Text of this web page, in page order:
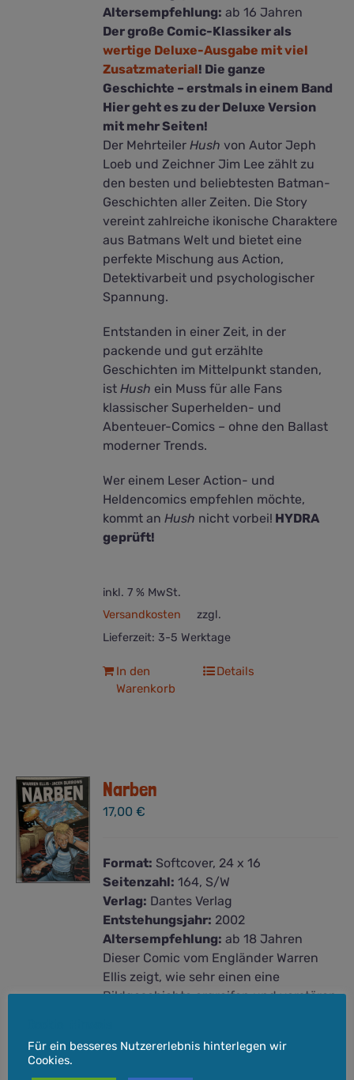
Altersempfehlung: ab 16 Jahren
Der große Comic-Klassiker als
wertige Deluxe-Ausgabe mit viel
Zusatzmaterial! Die ganze
Geschichte – erstmals in einem Band
Hier geht es zu der Deluxe Version
mit mehr Seiten!
Der MehrteilerHush von Autor Jeph
Loeb und Zeichner Jim Lee zählt zu
den besten und beliebtesten Batman-
Geschichten aller Zeiten. Die Story
vereint zahlreiche ikonische Charaktere
aus Batmans Welt und bietet eine
perfekte Mischung aus Action,
Detektivarbeit und psychologischer
Spannung.
Entstanden in einer Zeit, in der
packende und gut erzählte
Geschichten im Mittelpunkt standen,
istHush ein Muss für alle Fans
klassischer Superhelden- und
Abenteuer-Comics – ohne den Ballast
moderner Trends.
Wer einem Leser Action- und
Heldencomics empfehlen möchte,
kommt anHush nicht vorbei! HYDRA
geprüft!
inkl. 7 % MwSt.
zzgl.
Versandkosten
Lieferzeit: 3-5 Werktage
In den
Warenkorb
Details
Narben
17,00€
Format: Softcover, 24 x 16
Seitenzahl: 164, S/W
Verlag: Dantes Verlag
Entstehungsjahr: 2002
Altersempfehlung: ab 18 Jahren
Dieser Comic vom Engländer Warren
Ellis zeigt, wie sehr einen eine
Bildgeschichte ergreifen und verstören
der den brutalen Mord an einem
Für ein besseres Nutzererlebnis hinterlegen wir
Cookies.